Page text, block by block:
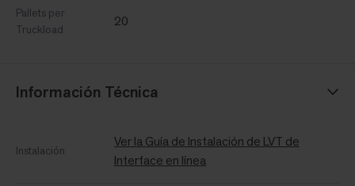
Pallets per
Truckload
20
Información Técnica
Instalación
Ver la Guía de Instalación de LVT de
Interface en línea